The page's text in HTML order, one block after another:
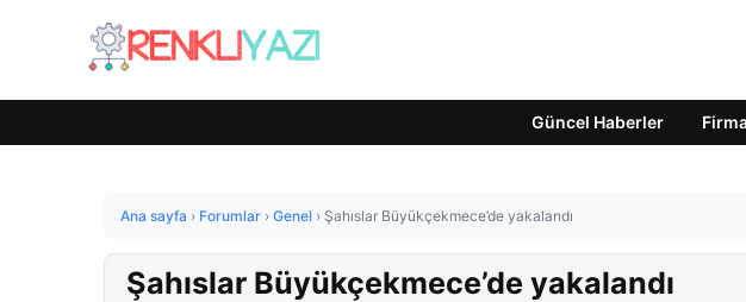
Güncel Haberler
Ana sayfa › Forumlar › Genel › Şahıslar Büyükçekmece’de yakalandı
Şahıslar Büyükçekmece’de yakalandı